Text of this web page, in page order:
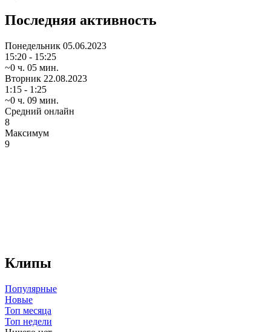
Последняя активность
Понедельник 05.06.2023
15:20 - 15:25
~0 ч. 05 мин.
Вторник 22.08.2023
1:15 - 1:25
~0 ч. 09 мин.
Средний онлайн
8
Максимум
9
Клипы
Популярные
Новые
Топ месяца
Топ недели